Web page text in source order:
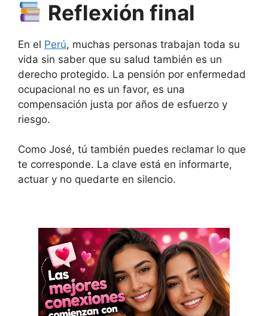
Reflexión final
En el Perú, muchas personas trabajan toda su
vida sin saber que su salud también es un
derecho protegido. La pensión por enfermedad
ocupacional no es un favor, es una
compensación justa por años de esfuerzo y
riesgo.
Como José, tú también puedes reclamar lo que
te corresponde. La clave está en informarte,
actuar y no quedarte en silencio.